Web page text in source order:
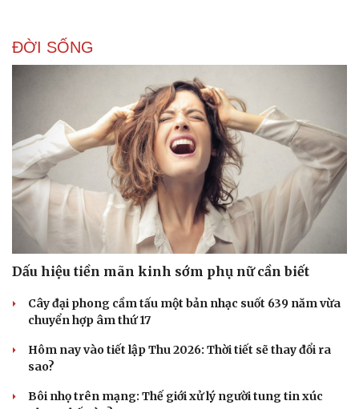
Thông tin doanh nghiệp
Sành điệu
ĐỜI SỐNG
Dấu hiệu tiền mãn kinh sớm phụ nữ cần biết
Cây đại phong cầm tấu một bản nhạc suốt 639 năm vừa
chuyển hợp âm thứ 17
Hôm nay vào tiết lập Thu 2026: Thời tiết sẽ thay đổi ra
sao?
Bôi nhọ trên mạng: Thế giới xử lý người tung tin xúc